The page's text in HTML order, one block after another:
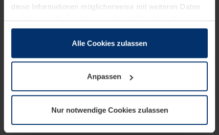
diese Informationen möglicherweise mit weiteren Daten
sie im Rahmen Ihrer Nutzung der Dienste gesammelt
wenn diese für den Betrieb dieser Seite unbedingt
notwendig sind. Für alle anderen Cookie-Typen benötigen
wir Ihre Erlaubnis. Ihre Einwilligung können Sie jederzeit
Datenschutzerklärungunserer Website ändern oder
widerrufen.
Alle Cookies zulassen
Anpassen
Nur notwendige Cookies zulassen